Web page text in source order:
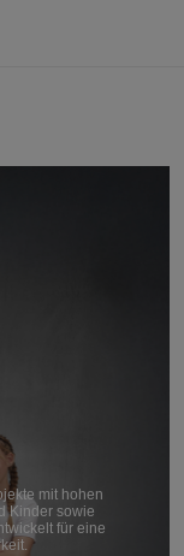
mit hohen
Kinder sowie
für eine